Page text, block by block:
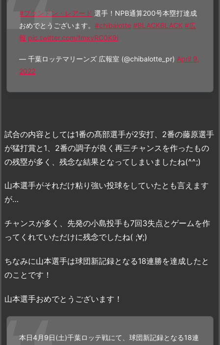
#ブランドン・レアード 選手！NPB通算200号本塁打達成
おめでとうございます。 #chibalotte #BLACKBLACK #広
報 pic.twitter.com/fmxvRC0K9i
— 千葉ロッテマリーンズ 広報室 (@chibalotte_pr) April 9,
2022
試合の内容としては1番の髙部選手が2安打、2番の藤原選手
が猛打賞と1、2番の調子が良く再三チャンスを作ったもの
の残塁が多く、残念な結果となってしまいましたね(^^;)
山本選手がそれだけ粘り強い投球をしていたとも言えます
が…
チャンスが多く、先発の小島投手も7回3失点とゲームを作
ってくれていただけに残念でしたね( ;∀;)
ちなみに山本選手は球団新記録となる18連勝を達成したと
のことです！
山本選手おめでとうございます！
本日4月9日(土)千葉ロッテ戦にて、球団新記録となる18連